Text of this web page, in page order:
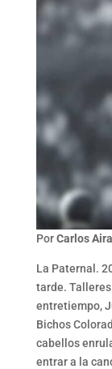
PorCarlos
La Paternal.
tarde. Talleres
entretiempo,
Bichos
cabellos
entrar a la